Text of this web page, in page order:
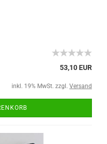
53,10 EUR
inkl. 19% MwSt. zzgl. Versand